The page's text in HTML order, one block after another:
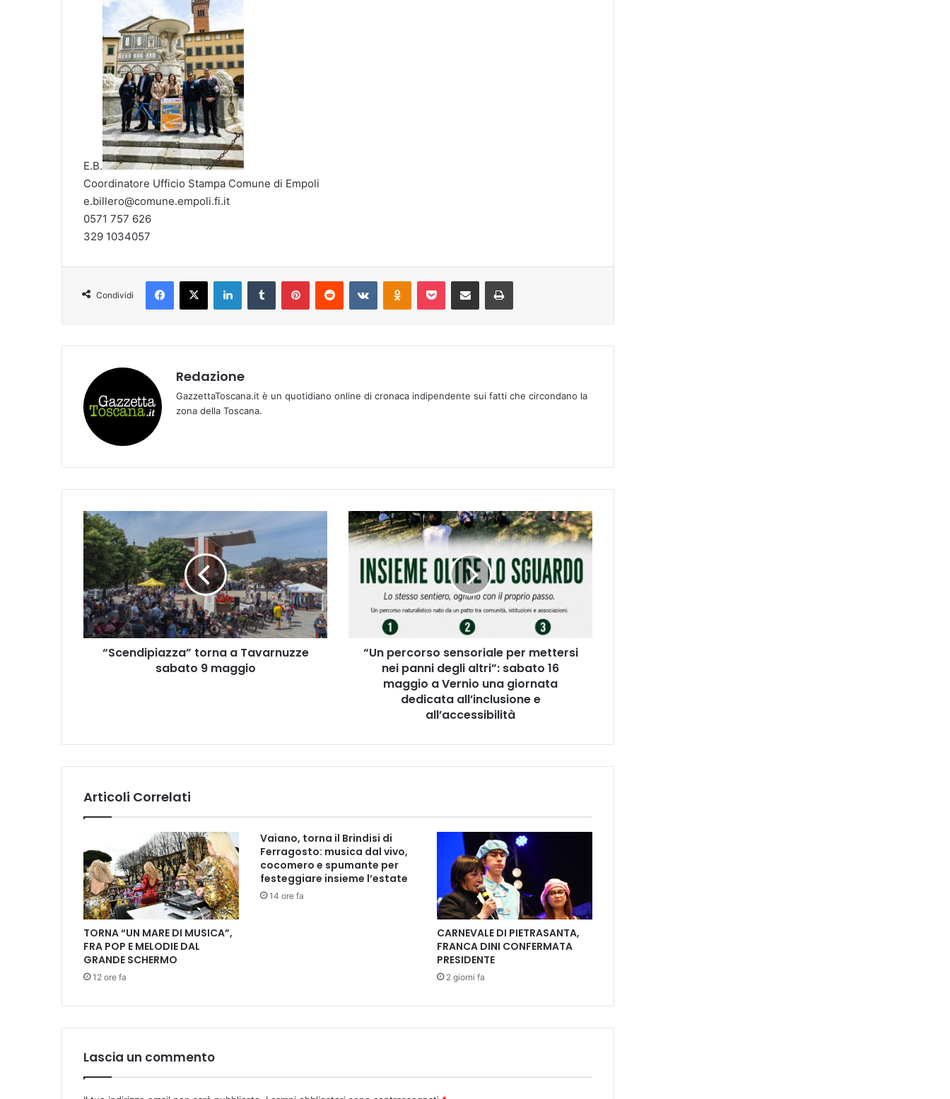
E.B.
Coordinatore Ufficio Stampa Comune di Empoli
e.billero@comune.empoli.fi.it
0571 757 626
329 1034057
Condividi
Redazione
GazzettaToscana.it è un quotidiano online di cronaca indipendente sui fatti che circondano la
zona della Toscana.
“
S
c
e
n
d
i
p
i
n
a
T
a
r
n
u
z
z
e
s
a
a
9
a
g
“Scendipiazza” torna a Tavarnuzze
sabato 9 maggio
“
U
n
i
e
e
m
e
i
“Un percorso sensoriale per mettersi
nei panni degli altri”: sabato 16
maggio a Vernio una giornata
dedicata all’inclusione e
all’accessibilità
Articoli Correlati
TORNA “UN MARE DI MUSICA”,
FRA POP E MELODIE DAL
GRANDE SCHERMO
12 ore fa
Vaiano, torna il Brindisi di
Ferragosto: musica dal vivo,
cocomero e spumante per
festeggiare insieme l’estate
14 ore fa
CARNEVALE DI PIETRASANTA,
FRANCA DINI CONFERMATA
PRESIDENTE
2 giorni fa
Lascia un commento